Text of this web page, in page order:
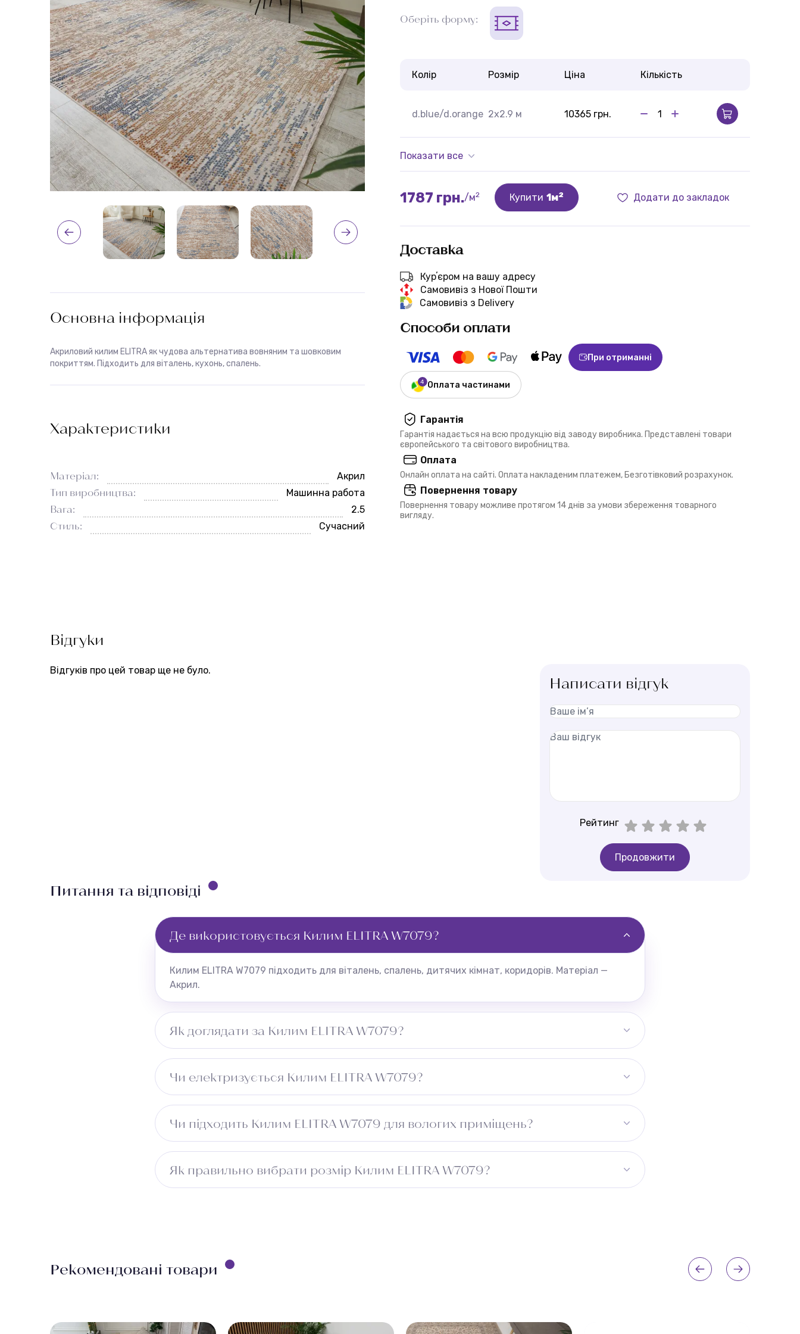
Основна інформація
Акриловий килим ELITRA як чудова альтернатива вовняним та шовковим
покриттям. Підходить для віталень, кухонь, спалень.
Характеристики
Матеріал:
Акрил
Тип виробництва:
Машинна работа
Вага:
2.5
Стиль:
Сучасний
Оберіть форму:
Колір Розмір Ціна Кількість
d.blue/d.orange 2x2.9 м 10365 грн.
Показати все
1787 грн./м2 Купити 1м2 Додати до закладок
Доставка
Курʼєром на вашу адресу
Самовивіз з Нової Пошти
Самовивіз з Delivery
Способи оплати
При отриманні
Оплата частинами
Гарантія
Гарантія надається на всю продукцію від заводу виробника. Представлені товари
європейського та світового виробництва.
Оплата
Онлайн оплата на сайті. Оплата накладеним платежем, Безготівковий розрахунок.
Повернення товару
Повернення товару можливе протягом 14 днів за умови збереження товарного
вигляду.
Відгуки
Відгуків про цей товар ще не було.
Написати відгук
Рейтинг
Продовжити
Питання та відповіді
Де використовується Килим ELITRA W7079?
Килим ELITRA W7079 підходить для віталень, спалень, дитячих кімнат, коридорів. Матеріал —
Акрил.
Як доглядати за Килим ELITRA W7079?
Чи електризується Килим ELITRA W7079?
Чи підходить Килим ELITRA W7079 для вологих приміщень?
Як правильно вибрати розмір Килим ELITRA W7079?
Рекомендовані товари